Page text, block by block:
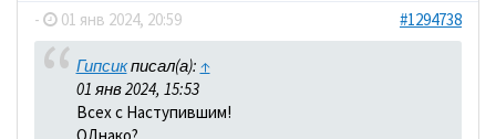
- 01 янв 2024, 20:59 #1294738
Гипсикписал(а): ↑
01 янв 2024, 15:53
Всех с Наступившим!